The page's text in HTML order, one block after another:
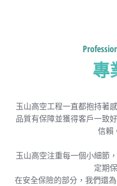
專
玉山高空工程一直都抱持著
品質有保障並獲得客戶一致
信賴
玉山高空注重每一個小細節
定期
在安全保險的部分，我們還